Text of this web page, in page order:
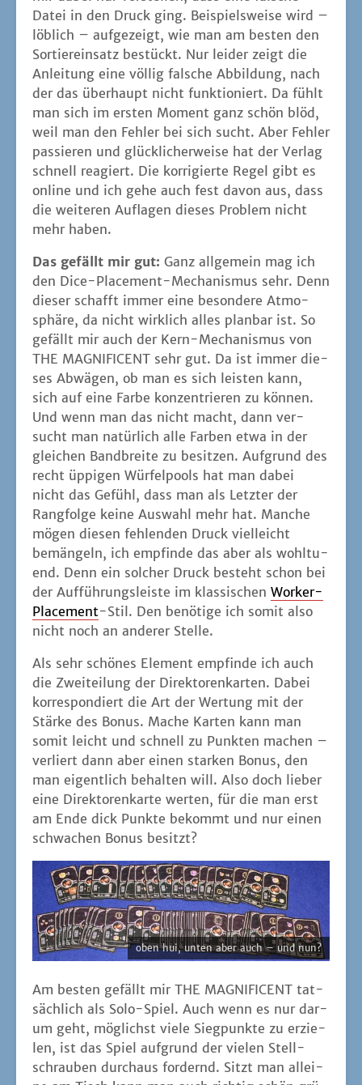
Datei in den Druck ging. Bei­spiels­wei­se wird –
löb­lich – auf­ge­zeigt, wie man am bes­ten den
Sor­tier­ein­satz bestückt. Nur lei­der zeigt die
Anlei­tung eine völ­lig fal­sche Abbil­dung, nach
der das über­haupt nicht funk­tio­niert. Da fühlt
man sich im ers­ten Moment ganz schön blöd,
weil man den Feh­ler bei sich sucht. Aber Feh­ler
pas­sie­ren und glück­li­cher­wei­se hat der Ver­lag
schnell reagiert. Die kor­ri­gier­te Regel gibt es
online und ich gehe auch fest davon aus, dass
die wei­te­ren Auf­la­gen die­ses Pro­blem nicht
mehr haben.
Das gefällt mir gut: Ganz all­ge­mein mag ich
den Dice-Pla­ce­ment-Mecha­nis­mus sehr. Denn
die­ser schafft immer eine beson­de­re Atmo­
sphä­re, da nicht wirk­lich alles plan­bar ist. So
gefällt mir auch der Kern-Mecha­nis­mus von
THE MAGNIFICENT sehr gut. Da ist immer die­
ses Abwä­gen, ob man es sich leis­ten kann,
sich auf eine Far­be kon­zen­trie­ren zu kön­nen.
Und wenn man das nicht macht, dann ver­
sucht man natür­lich alle Far­ben etwa in der
glei­chen Band­brei­te zu besit­zen. Auf­grund des
recht üppi­gen Wür­fel­pools hat man dabei
nicht das Gefühl, dass man als Letz­ter der
Rang­fol­ge kei­ne Aus­wahl mehr hat. Man­che
mögen die­sen feh­len­den Druck viel­leicht
bemän­geln, ich emp­fin­de das aber als wohl­tu­
end. Denn ein sol­cher Druck besteht schon bei
der Auf­füh­rungs­leis­te im klas­si­schen Worker-
Pla­ce­ment-Stil. Den benö­ti­ge ich somit also
nicht noch an ande­rer Stelle.
Als sehr schö­nes Ele­ment emp­fin­de ich auch
die Zwei­tei­lung der Direk­to­ren­kar­ten. Dabei
kor­re­spon­diert die Art der Wer­tung mit der
Stär­ke des Bonus. Mache Kar­ten kann man
somit leicht und schnell zu Punk­ten machen –
ver­liert dann aber einen star­ken Bonus, den
man eigent­lich behal­ten will. Also doch lie­ber
eine Direk­to­ren­kar­te wer­ten, für die man erst
am Ende dick Punk­te bekommt und nur einen
schwa­chen Bonus besitzt?
oben hui, unten aber auch – und nun?
Am bes­ten gefällt mir THE MAGNIFICENT tat­
säch­lich als Solo-Spiel. Auch wenn es nur dar­
um geht, mög­lichst vie­le Sieg­punk­te zu erzie­
len, ist das Spiel auf­grund der vie­len Stell­
schrau­ben durch­aus for­dernd. Sitzt man allei­